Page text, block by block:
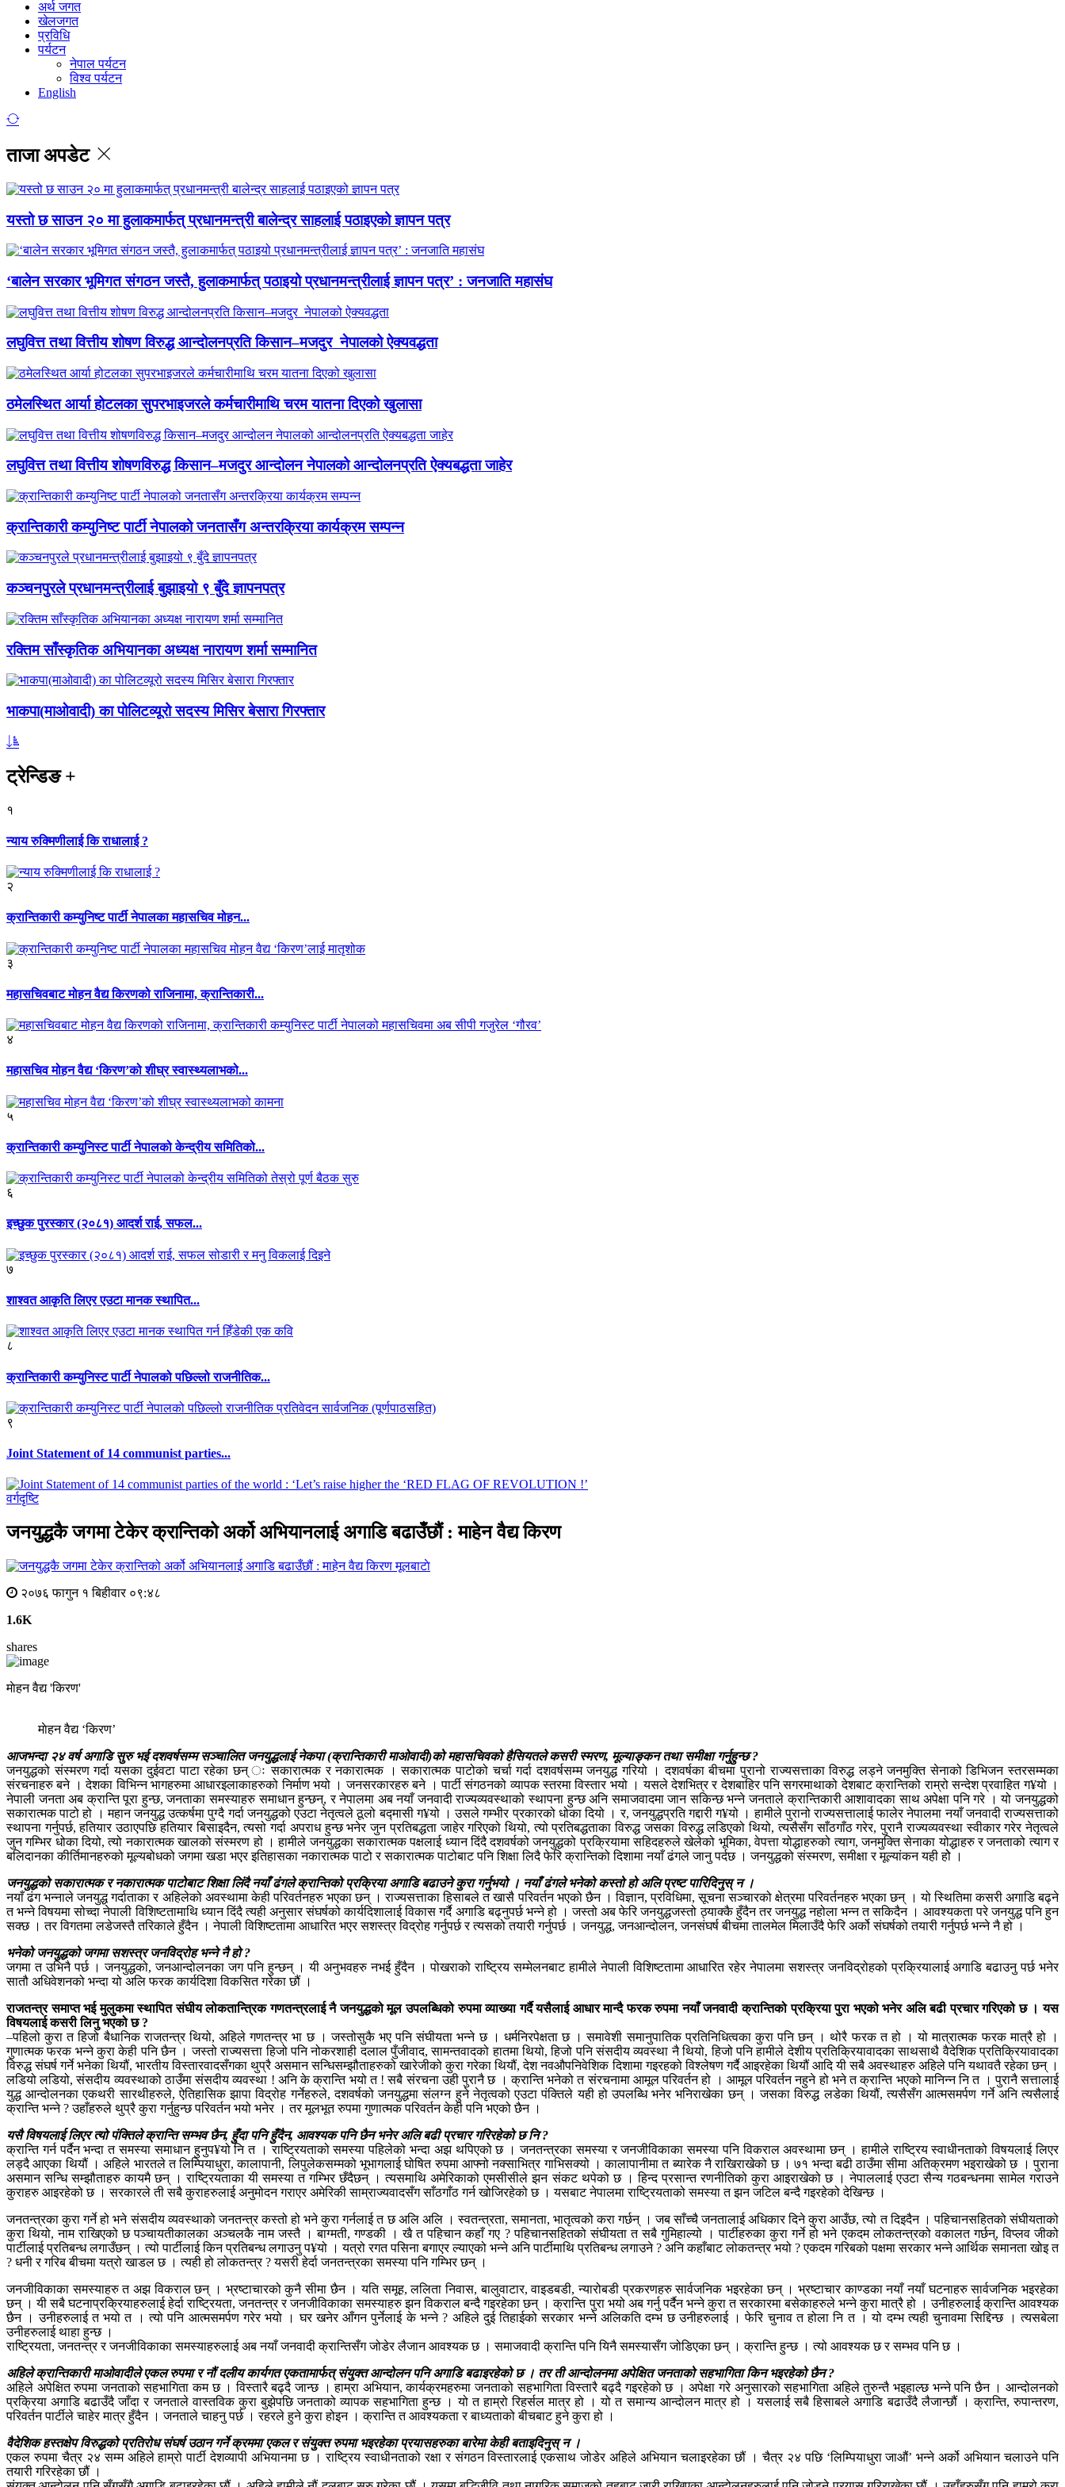
अर्थ जगत
खेलजगत
प्रविधि
पर्यटन
नेपाल पर्यटन
विश्व पर्यटन
English
ताजा अपडेट
यस्तो छ साउन २० मा हुलाकमार्फत् प्रधानमन्त्री बालेन्द्र साहलाई पठाइएको ज्ञापन पत्र
‘बालेन सरकार भूमिगत संगठन जस्तै, हुलाकमार्फत् पठाइयो प्रधानमन्त्रीलाई ज्ञापन पत्र’ : जनजाति महासंघ
लघुवित्त तथा वित्तीय शोषण विरुद्ध आन्दोलनप्रति किसान–मजदुर नेपालको ऐक्यवद्धता
ठमेलस्थित आर्या होटलका सुपरभाइजरले कर्मचारीमाथि चरम यातना दिएको खुलासा
लघुवित्त तथा वित्तीय शोषणविरुद्ध किसान–मजदुर आन्दोलन नेपालको आन्दोलनप्रति ऐक्यबद्धता जाहेर
क्रान्तिकारी कम्युनिष्ट पार्टी नेपालको जनतासँग अन्तरक्रिया कार्यक्रम सम्पन्न
कञ्चनपुरले प्रधानमन्त्रीलाई बुझाइयो ९ बुँदे ज्ञापनपत्र
रक्तिम साँस्कृतिक अभियानका अध्यक्ष नारायण शर्मा सम्मानित
भाकपा(माओवादी) का पोलिटव्यूरो सदस्य मिसिर बेसारा गिरफ्तार
ट्रेन्डिङ+
१
न्याय रुक्मिणीलाई कि राधालाई ?
२
क्रान्तिकारी कम्युनिष्ट पार्टी नेपालका महासचिव मोहन...
३
महासचिवबाट मोहन वैद्य किरणको राजिनामा, क्रान्तिकारी...
४
महासचिव मोहन वैद्य ‘किरण’को शीघ्र स्वास्थ्यलाभको...
५
क्रान्तिकारी कम्युनिस्ट पार्टी नेपालको केन्द्रीय समितिको...
६
इच्छुक पुरस्कार (२०८१) आदर्श राई, सफल...
७
शाश्वत आकृति लिएर एउटा मानक स्थापित...
८
क्रान्तिकारी कम्युनिस्ट पार्टी नेपालको पछिल्लो राजनीतिक...
९
Joint Statement of 14 communist parties...
वर्गदृष्टि
जनयुद्धकै जगमा टेकेर क्रान्तिको अर्को अभियानलाई अगाडि बढाउँछौं : माहेन वैद्य किरण
मूलबाटाे
२०७६ फागुन १ बिहीवार ०९:४८
1.6K
shares
माेहन वैद्य 'किरण'
माेहन वैद्य ‘किरण’
आजभन्दा २४ वर्ष अगाडि सुरु भई दशवर्षसम्म सञ्चालित जनयुद्धलाई नेकपा (क्रान्तिकारी माओवादी)को महासचिवको हैसियतले कसरी स्मरण, मूल्याङ्कन तथा समीक्षा गर्नुहुन्छ ?
जनयुद्धको संस्मरण गर्दा यसका दुईवटा पाटा रहेका छन् ः सकारात्मक र नकारात्मक । सकारात्मक पाटोको चर्चा गर्दा दशवर्षसम्म जनयुद्ध गरियो । दशवर्षका बीचमा पुरानो राज्यसत्ताका विरुद्ध लड्ने जनमुक्ति सेनाको डिभिजन स्तरसम्मका
संरचनाहरु बने । देशका विभिन्न भागहरुमा आधारइलाकाहरुको निर्माण भयो । जनसरकारहरु बने । पार्टी संगठनको व्यापक स्तरमा विस्तार भयो । यसले देशभित्र र देशबाहिर पनि सगरमाथाको देशबाट क्रान्तिको राम्रो सन्देश प्रवाहित ग¥यो ।
नेपाली जनता अब क्रान्ति पूरा हुन्छ, जनताका समस्याहरु समाधान हुन्छन्, र नेपालमा अब नयाँ जनवादी राज्यव्यवस्थाको स्थापना हुन्छ अनि समाजवादमा जान सकिन्छ भन्ने जनताले क्रान्तिकारी आशावादका साथ अपेक्षा पनि गरे । यो जनयुद्धको
सकारात्मक पाटो हो । महान जनयुद्ध उत्कर्षमा पुग्दै गर्दा जनयुद्धको एउटा नेतृत्वले ठूलो बद्मासी ग¥यो । उसले गम्भीर प्रकारको धोका दियो । र, जनयुद्धप्रति गद्दारी ग¥यो । हामीले पुरानो राज्यसत्तालाई फालेर नेपालमा नयाँ जनवादी राज्यसत्ताको
स्थापना गर्नुपर्छ, हतियार उठाएपछि हतियार बिसाइदैन, त्यसो गर्दा अपराध हुन्छ भनेर जुन प्रतिबद्धता जाहेर गरिएको थियो, त्यो प्रतिबद्धताका विरुद्ध जसका विरुद्ध लडिएको थियो, त्यसैसँग साँठगाँठ गरेर, पुरानै राज्यव्यवस्था स्वीकार गरेर नेतृत्वले
जुन गम्भिर धोका दियो, त्यो नकारात्मक खालको संस्मरण हो । हामीले जनयुद्धका सकारात्मक पक्षलाई ध्यान दिंदै दशवर्षको जनयुद्धको प्रक्रियामा सहिदहरुले खेलेको भूमिका, वेपत्ता योद्धाहरुको त्याग, जनमुक्ति सेनाका योद्धाहरु र जनताको त्याग र
बलिदानका कीर्तिमानहरुको मूल्यबोधको जगमा खडा भएर इतिहासका नकारात्मक पाटो र सकारात्मक पाटोबाट पनि शिक्षा लिदै फेरि क्रान्तिको दिशामा नयाँ ढंगले जानु पर्दछ । जनयुद्धको संस्मरण, समीक्षा र मूल्यांकन यही होे ।
जनयुद्धको सकारात्मक र नकारात्मक पाटोबाट शिक्षा लिंदै नयाँ ढंगले क्रान्तिको प्रक्रिया अगाडि बढाउने कुरा गर्नुभयो । नयाँ ढंगले भनेको कस्तो हो अलि प्रष्ट पारिदिनुस् न ।
नयाँ ढंग भन्नाले जनयुद्ध गर्दाताका र अहिलेको अवस्थामा केही परिवर्तनहरु भएका छन् । राज्यसत्ताका हिसाबले त खासै परिवर्तन भएको छैन । विज्ञान, प्रविधिमा, सूचना सञ्चारको क्षेत्रमा परिवर्तनहरु भएका छन् । यो स्थितिमा कसरी अगाडि बढ्ने
त भन्ने विषयमा सोच्दा नेपाली विशिष्टतामाथि ध्यान दिंदै त्यही अनुसार संघर्षको कार्यदिशालाई विकास गर्दै अगाडि बढ्नुपर्छ भन्ने हो । जस्तो अब फेरि जनयुद्धजस्तो ठ्याक्कै हुँदैन तर जनयुद्ध नहोला भन्न त सकिदैन । आवश्यकता परे जनयुद्ध पनि हुन
सक्छ । तर विगतमा लडेजस्तै तरिकाले हुँदैन । नेपाली विशिष्टतामा आधारित भएर सशस्त्र विद्रोह गर्नुपर्छ र त्यसको तयारी गर्नुपर्छ । जनयुद्ध, जनआन्दोलन, जनसंघर्ष बीचमा तालमेल मिलाउँदै फेरि अर्को संघर्षको तयारी गर्नुपर्छ भन्ने नै हो ।
भनेको जनयुद्धको जगमा सशस्त्र जनविद्रोह भन्ने नै हो ?
जगमा त उभिनै पर्छ । जनयुद्धको, जनआन्दोलनका जग पनि हुन्छन् । यी अनुभवहरु नभई हुँदैन । पोखराको राष्ट्रिय सम्मेलनबाट हामीले नेपाली विशिष्टतामा आधारित रहेर नेपालमा सशस्त्र जनविद्रोहको प्रक्रियालाई अगाडि बढाउनु पर्छ भनेर
सातौ अधिवेशनको भन्दा यो अलि फरक कार्यदिशा विकसित गरेका छौं ।
राजतन्त्र समाप्त भई मुलुकमा स्थापित संघीय लोकतान्त्रिक गणतन्त्रलाई नै जनयुद्धको मूल उपलब्धिको रुपमा व्याख्या गर्दै यसैलाई आधार मान्दै फरक रुपमा नयाँ जनवादी क्रान्तिको प्रक्रिया पुरा भएको भनेर अलि बढी प्रचार गरिएको छ । यस
विषयलाई कसरी लिनु भएको छ ?
–पहिलो कुरा त हिजो बैधानिक राजतन्त्र थियो, अहिले गणतन्त्र भा छ । जस्तोसुकै भए पनि संघीयता भन्ने छ । धर्मनिरपेक्षता छ । समावेशी समानुपातिक प्रतिनिधित्वका कुरा पनि छन् । थोरै फरक त हो । यो मात्रात्मक फरक मात्रै हो ।
गुणात्मक फरक भन्ने कुरा केही पनि छैन । जस्तो राज्यसत्ता हिजो पनि नोकरशाही दलाल पुँजीवाद, सामन्तवादको हातमा थियो, हिजो पनि संसदीय व्यवस्था नै थियो, हिजो पनि हामीले देशीय प्रतिक्रियावादका साथसाथै वैदेशिक प्रतिक्रियावादका
विरुद्ध संघर्ष गर्ने भनेका थियौं, भारतीय विस्तारवादसँगका थुप्रै असमान सन्धिसम्झौताहरुको खारेजीको कुरा गरेका थियौं, देश नवऔपनिवेशिक दिशामा गइरहको विश्लेषण गर्दै आइरहेका थियौं आदि यी सबै अवस्थाहरु अहिले पनि यथावतै रहेका छन् ।
लडियो लडियो, संसदीय व्यवस्थाको ठाउँमा संसदीय व्यवस्था ! अनि के क्रान्ति भयो त ! सबै संरचना उही पुरानै छ । क्रान्ति भनेको त संरचनामा आमूल परिवर्तन हो । आमूल परिवर्तन नहुने हो भने त क्रान्ति भएको मानिन्न नि त । पुरानै सत्तालाई
युद्ध आन्दोलनका एकथरी सारथीहरुले, ऐतिहासिक झापा विद्रोह गर्नेहरुले, दशवर्षको जनयुद्धमा संलग्न हुने नेतृत्वको एउटा पंक्तिले यही हो उपलब्धि भनेर भनिराखेका छन् । जसका विरुद्ध लडेका थियौं, त्यसैसँग आत्मसमर्पण गर्ने अनि त्यसैलाई
क्रान्ति भन्ने ? उहाँहरुले थुप्रै कुरा गर्नुहुन्छ परिवर्तन भयो भनेर । तर मूलभूत रुपमा गुणात्मक परिवर्तन केही पनि भएको छैन ।
यसै विषयलाई लिएर त्यो पंक्तिले क्रान्ति सम्भव छैन, हुँदा पनि हुँदैन, आवश्यक पनि छैन भनेर अलि बढी प्रचार गरिरहेको छ नि ?
क्रान्ति गर्न पर्दैन भन्दा त समस्या समाधान हुनुप¥यो नि त । राष्ट्रियताको समस्या पहिलेको भन्दा अझ थपिएको छ । जनतन्त्रका समस्या र जनजीविकाका समस्या पनि विकराल अवस्थामा छन् । हामीले राष्ट्रिय स्वाधीनताको विषयलाई लिएर
लड्दै आएका थियौं । अहिले भारतले त लिम्पियाधुरा, कालापानी, लिपुलेकसम्मको भूभागलाई घोषित रुपमा आफ्नो नक्साभित्र गाभिसक्यो । कालापानीमा त ब्यारेक नै राखिराखेको छ । ७१ भन्दा बढी ठाउँमा सीमा अतिक्रमण भइराखेको छ । पुराना
असमान सन्धि सम्झौताहरु कायमै छन् । राष्ट्रियताका यी समस्या त गम्भिर छँदैछन् । त्यसमाथि अमेरिकाको एमसीसीले झन संकट थपेको छ । हिन्द प्रसान्त रणनीतिको कुरा आइराखेको छ । नेपाललाई एउटा सैन्य गठबन्धनमा सामेल गराउने
कुराहरु आइरहेको छ । सरकारले ती सबै कुराहरुलाई अनुमोदन गराएर अमेरिकी साम्राज्यवादसँग साँठगाँठ गर्न खोजिरहेको छ । यसबाट नेपालमा राष्ट्रियताको समस्या त झन जटिल बन्दै गइरहेको देखिन्छ ।
जनतन्त्रका कुरा गर्ने हो भने संसदीय व्यवस्थाको जनतन्त्र कस्तो हो भने कुरा गर्नलाई त छ अलि अलि । स्वतन्त्रता, समानता, भातृत्वको करा गर्छन् । जब साँच्चै जनतालाई अधिकार दिने कुरा आउँछ, त्यो त दिइदैन । पहिचानसहितको संघीयताको
कुरा थियो, नाम राखिएको छ पञ्चायतीकालका अञ्चलकै नाम जस्तै । बाग्मती, गण्डकी । खै त पहिचान कहाँ गए ? पहिचानसहितको संघीयता त सबै गुमिहाल्यो । पार्टीहरुका कुरा गर्ने हो भने एकदम लोकतन्त्रको वकालत गर्छन्, विप्लव जीको
पार्टीलाई प्रतिबन्ध लगाउँछन् । त्यो पार्टीलाई किन प्रतिबन्ध लगाउनु प¥यो । यत्रो रगत पसिना बगाएर ल्याएको भन्ने अनि पार्टीमाथि प्रतिबन्ध लगाउने ? अनि कहाँबाट लोकतन्त्र भयो ? एकदम गरिबको पक्षमा सरकार भन्ने आर्थिक समानता खोइ त
? धनी र गरिब बीचमा यत्रो खाडल छ । त्यही हो लोकतन्त्र ? यसरी हेर्दा जनतन्त्रका समस्या पनि गम्भिर छन् ।
जनजीविकाका समस्याहरु त अझ विकराल छन् । भ्रष्टाचारको कुनै सीमा छैन । यति समूह, ललिता निवास, बालुवाटार, वाइडबडी, न्यारोबडी प्रकरणहरु सार्वजनिक भइरहेका छन् । भ्रष्टाचार काण्डका नयाँ नयाँ घटनाहरु सार्वजनिक भइरहेका
छन् । यी सबै घटनाप्रक्रियाहरुलाई हेर्दा राष्ट्रियता, जनतन्त्र र जनजीविकाका समस्याहरु झन विकराल बन्दै गइरहेका छन् । क्रान्ति पुरा भयो अब गर्नु पर्दैन भन्ने कुरा त सरकारमा बसेकाहरुले भन्ने कुरा मात्रै हो । उनीहरुलाई क्रान्ति आवश्यक
छैन । उनीहरुलाई त भयो त । त्यो पनि आत्मसमर्पण गरेर भयो । घर खनेर आँगन पुर्नेलाई के भन्ने ? अहिले दुई तिहाईको सरकार भन्ने अलिकति दम्भ छ उनीहरुलाई । फेरि चुनाव त होला नि त । यो दम्भ त्यही चुनावमा सिद्दिन्छ । त्यसबेला
उनीहरुलाई थाहा हुन्छ ।
राष्ट्रियता, जनतन्त्र र जनजीविकाका समस्याहरुलाई अब नयाँ जनवादी क्रान्तिसँग जोडेर लैजान आवश्यक छ । समाजवादी क्रान्ति पनि यिनै समस्यासँग जोडिएका छन् । क्रान्ति हुन्छ । त्यो आवश्यक छ र सम्भव पनि छ ।
अहिले क्रान्तिकारी माओवादीले एकल रुपमा र नौं दलीय कार्यगत एकतामार्फत् संयुक्त आन्दोलन पनि अगाडि बढाइरहेको छ । तर ती आन्दोलनमा अपेक्षित जनताको सहभागिता किन भइरहेको छैन ?
अहिले अपेक्षित रुपमा जनताको सहभागिता कम छ । विस्तारै बढ्दै जान्छ । हाम्रा अभियान, कार्यक्रमहरुमा जनताको सहभागिता विस्तारै बढ्दै गइरहेको छ । अपेक्षा गरे अनुसारको सहभागिता अहिले तुरुन्तै भइहाल्छ भन्ने पनि छैन । आन्दोलनको
प्रक्रिया अगाडि बढाउँदै जाँदा र जनताले वास्तविक कुरा बुझेपछि जनताको व्यापक सहभागिता हुन्छ । यो त हाम्रो रिहर्सल मात्र हो । यो त समान्य आन्दोलन मात्र हो । यसलाई सबै हिसाबले अगाडि बढाउँदै लैजान्छौं । क्रान्ति, रुपान्तरण,
परिवर्तन पार्टीले चाहेर मात्र हुँदैन । जनताले चाहनु पर्छ । रहरले हुने कुरा होइन । क्रान्ति त आवश्यकता र बाध्यताको बीचबाट हुने कुरा हो ।
वैदेशिक हस्तक्षेप विरुद्धको प्रतिरोध संघर्ष उठान गर्ने क्रममा एकल र संयुक्त रुपमा भइरहेका प्रयासहरुका बारेमा केही बताइदिनुस् न ।
एकल रुपमा चैत्र २४ सम्म अहिले हाम्रो पार्टी देशव्यापी अभियानमा छ । राष्ट्रिय स्वाधीनताको रक्षा र संगठन विस्तारलाई एकसाथ जोडेर अहिले अभियान चलाइरहेका छौं । चैत्र २४ पछि ‘लिम्पियाधुरा जाऔं’ भन्ने अर्को अभियान चलाउने पनि
तयारी गरिरहेका छौं ।